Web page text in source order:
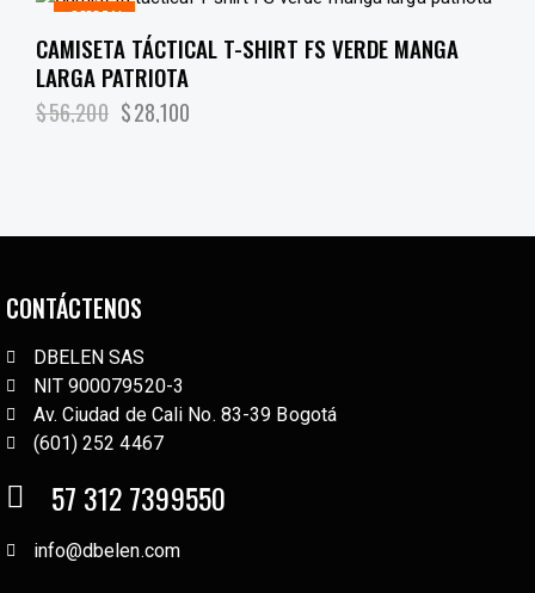
¡OFERTA!
CAMISETA TÁCTICAL T-SHIRT FS VERDE MANGA
LARGA PATRIOTA
$56,200 $28,100
CONTÁCTENOS
DBELEN SAS
NIT 900079520-3
Av. Ciudad de Cali No. 83-39 Bogotá
(601) 252 4467
57 312 7399550
info@dbelen.com